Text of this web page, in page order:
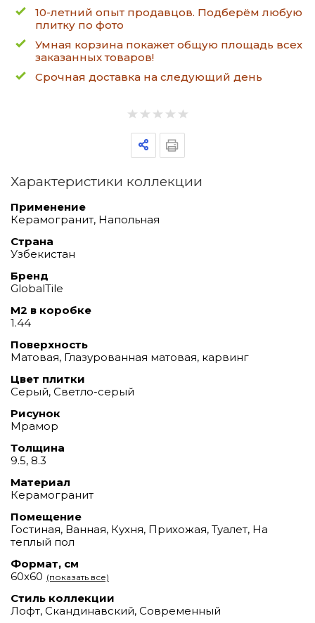
10-летний опыт продавцов. Подберём любую
плитку по фото
Умная корзина покажет общую площадь всех
заказанных товаров!
Срочная доставка на следующий день
Характеристики коллекции
Применение
Керамогранит, Напольная
Страна
Узбекистан
Бренд
GlobalTile
М2 в коробке
1.44
Поверхность
Матовая, Глазурованная матовая, карвинг
Цвет плитки
Серый, Светло-серый
Рисунок
Мрамор
Толщина
9.5, 8.3
Материал
Керамогранит
Помещение
Гостиная, Ванная, Кухня, Прихожая, Туалет, На
теплый пол
Формат, см
60x60 (показать все)
Стиль коллекции
Лофт, Скандинавский, Современный